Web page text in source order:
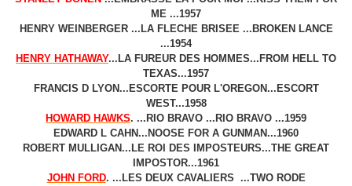
ME ...1957
HENRY WEINBERGER ...LA FLECHE BRISEE ...BROKEN LANCE
...1954
HENRY HATHAWAY...LA FUREUR DES HOMMES...FROM HELL TO
TEXAS...1957
FRANCIS D LYON...ESCORTE POUR L'OREGON...ESCORT
WEST...1958
HOWARD HAWKS. ...RIO BRAVO ...RIO BRAVO ...1959
EDWARD L CAHN...NOOSE FOR A GUNMAN...1960
ROBERT MULLIGAN...LE ROI DES IMPOSTEURS...THE GREAT
IMPOSTOR...1961
JOHN FORD. ...LES DEUX CAVALIERS ...TWO RODE